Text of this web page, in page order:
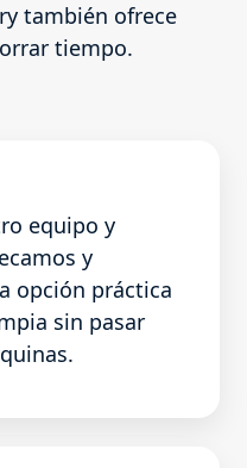
también ofrece
tiempo.
equipo y
y
opción práctica
sin pasar